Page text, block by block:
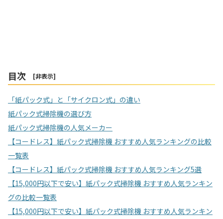
目次 [非表示]
「紙パック式」と「サイクロン式」の違い
紙パック式掃除機の選び方
紙パック式掃除機の人気メーカー
【コードレス】紙パック式掃除機 おすすめ人気ランキングの比較
一覧表
【コードレス】紙パック式掃除機 おすすめ人気ランキング5選
【15,000円以下で安い】紙パック式掃除機 おすすめ人気ランキン
グの比較一覧表
【15,000円以下で安い】紙パック式掃除機 おすすめ人気ランキン